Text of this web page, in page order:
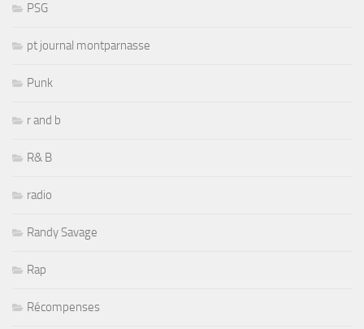
PSG
pt journal montparnasse
Punk
r and b
R& B
radio
Randy Savage
Rap
Récompenses